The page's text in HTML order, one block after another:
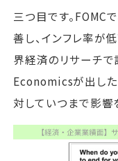
三つ目です。FOMC
善し、インフレ率が
界経済のリサーチ
Economicsが出した
対していつまで影響